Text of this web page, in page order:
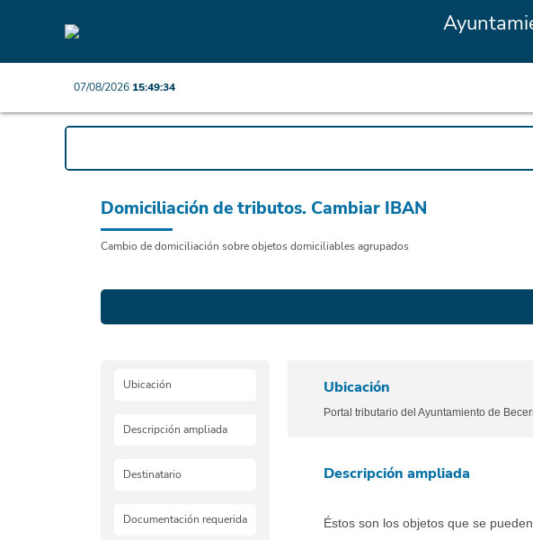
07/08/2026 15:49:34
Domiciliación de tributos. Cambiar IBAN
Cambio de domiciliación sobre objetos domiciliables agrupados
Ubicación
Descripción ampliada
Destinatario
Documentación requerida
Ubicación
Portal tributario del Ayuntamiento de
Descripción ampliada
Éstos son los objetos que se